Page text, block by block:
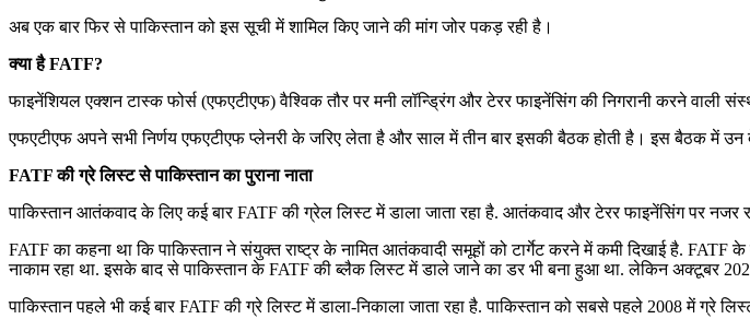
अब एक बार फिर से पाकिस्तान को इस सूची में शामिल किए जाने की मांग जोर पकड़ रही है।
क्या है FATF?
फाइनेंशियल एक्शन टास्क फोर्स (एफएटीएफ) वैश्विक तौर पर मनी लॉन्ड्रिंग और टेरर फाइनेंसिंग की निगरानी करने वाली
एफएटीएफ अपने सभी निर्णय एफएटीएफ प्लेनरी के जरिए लेता है और साल में तीन बार इसकी बैठक होती है। इस बैठक में उन
FATF की ग्रे लिस्ट से पाकिस्तान का पुराना नाता
पाकिस्तान आतंकवाद के लिए कई बार FATF की ग्रेल लिस्ट में डाला जाता रहा है. आतंकवाद और टेरर फाइनेंसिंग पर नजर
FATF का कहना था कि पाकिस्तान ने संयुक्त राष्ट्र के नामित आतंकवादी समूहों को टार्गेट करने में कमी दिखाई है.
नाकाम रहा था. इसके बाद से पाकिस्तान के FATF की ब्लैक लिस्ट में डाले जाने का डर भी बना हुआ था. लेकिन अक्टूबर
पाकिस्तान पहले भी कई बार FATF की ग्रे लिस्ट में डाला-निकाला जाता रहा है. पाकिस्तान को सबसे पहले 2008 में ग्रे